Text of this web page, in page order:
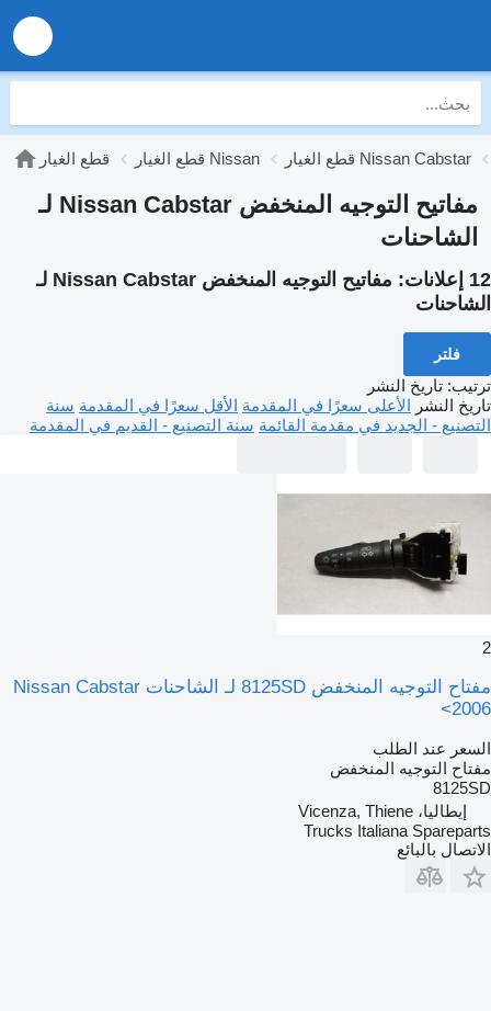
قطع الغيار قطع الغيار Nissan قطع الغيار Nissan Cabstar
مفاتيح التوجيه المنخفض Nissan Cabstar لـ
الشاحنات
12 إعلانات:
مفاتيح التوجيه المنخفض Nissan Cabstar لـ
الشاحنات
فلتر
ترتيب: تاريخ النشر
تاريخ النشر الأعلى سعرًا في المقدمة الأقل سعرًا في المقدمة سنة
التصنيع - الجديد في مقدمة القائمة سنة التصنيع - القديم في المقدمة
2
مفتاح التوجيه المنخفض 8125SD لـ الشاحنات Nissan Cabstar
2006>
السعر عند الطلب
مفتاح التوجيه المنخفض
8125SD
إيطاليا، Vicenza, Thiene
Trucks Italiana Spareparts
الاتصال بالبائع